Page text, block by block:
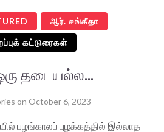
ஆர். சங்கீதா
கட்டுரைகள்
தடையல்ல...
on October 6, 2023
பழங்காலப் புழக்கத்தில் இல்லாத